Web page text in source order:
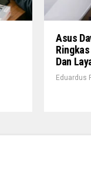
Asus
Dan
Eduardus